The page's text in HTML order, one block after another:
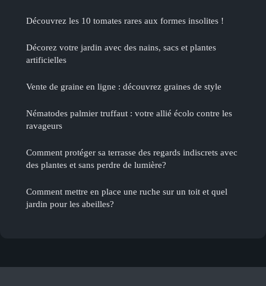
Découvrez les 10 tomates rares aux formes insolites !
Décorez votre jardin avec des nains, sacs et plantes
artificielles
Vente de graine en ligne : découvrez graines de style
Nématodes palmier truffaut : votre allié écolo contre les
ravageurs
Comment protéger sa terrasse des regards indiscrets avec
des plantes et sans perdre de lumière?
Comment mettre en place une ruche sur un toit et quel
jardin pour les abeilles?